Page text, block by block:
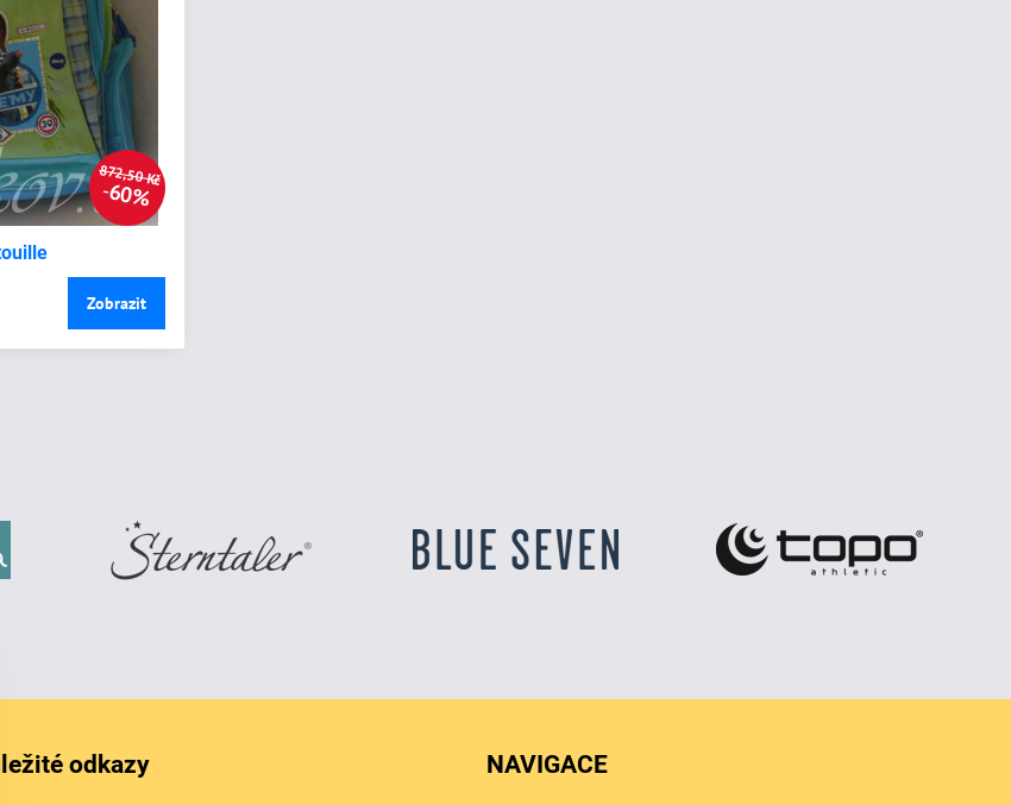
872,50 Kč
60%
Zobrazit
odkazy NAVIGACE